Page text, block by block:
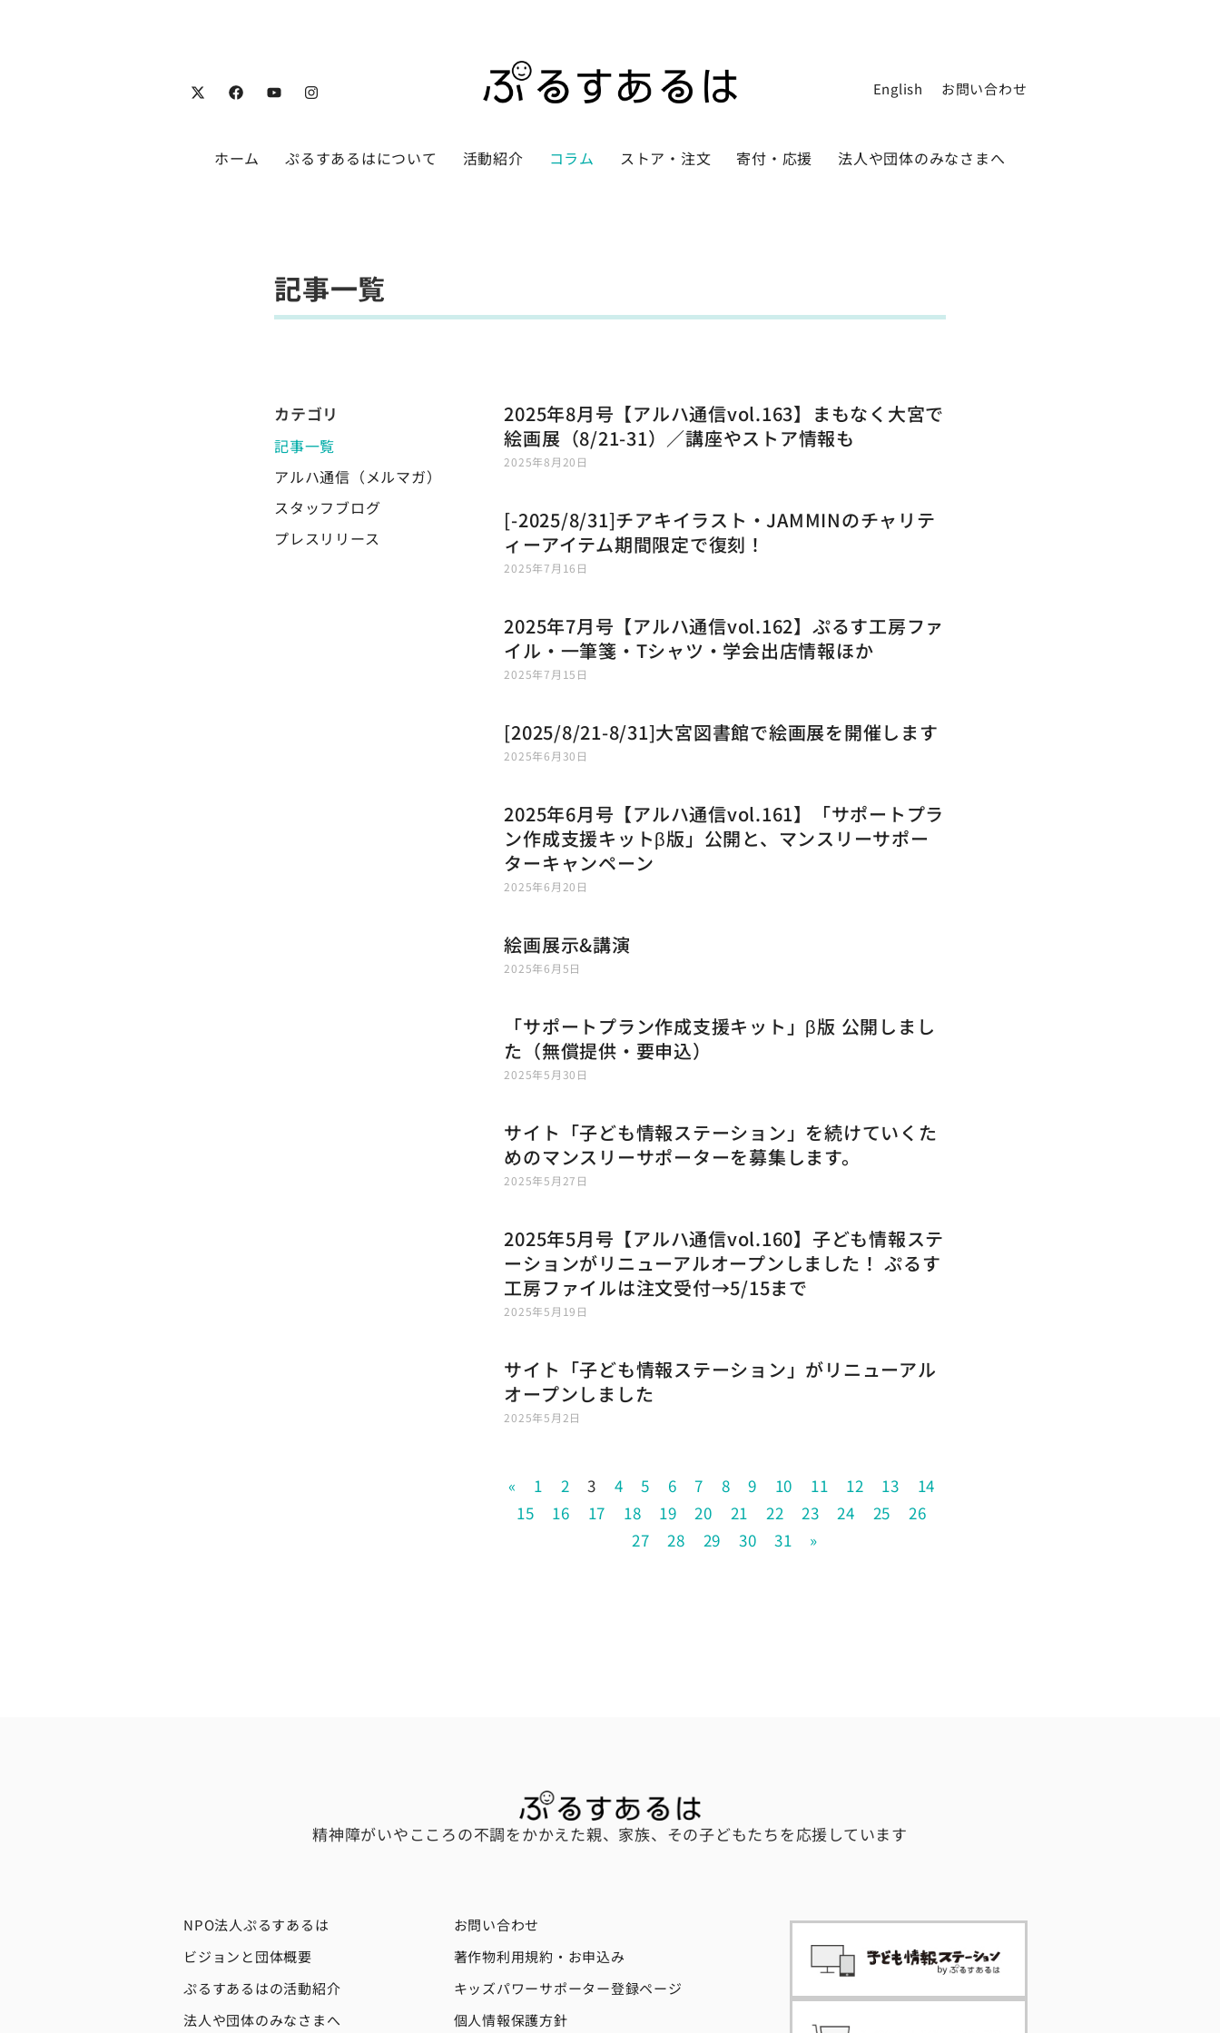
English お問い合わせ
ホーム ぷるすあるはについて 活動紹介 コラム ストア・注文 寄付・応援 法人や団体のみなさまへ
記事一覧
カテゴリ
記事一覧
アルハ通信（メルマガ）
スタッフブログ
プレスリリース
2025年8月号【アルハ通信vol.163】まもなく大宮で
絵画展（8/21-31）／講座やストア情報も
2025年8月20日
[-2025/8/31]チアキイラスト・JAMMINのチャリテ
ィーアイテム期間限定で復刻！
2025年7月16日
2025年7月号【アルハ通信vol.162】ぷるす工房ファ
イル・一筆箋・Tシャツ・学会出店情報ほか
2025年7月15日
[2025/8/21-8/31]大宮図書館で絵画展を開催します
2025年6月30日
2025年6月号【アルハ通信vol.161】「サポートプラ
ン作成支援キットβ版」公開と、マンスリーサポー
ターキャンペーン
2025年6月20日
絵画展示&講演
2025年6月5日
「サポートプラン作成支援キット」β版 公開しまし
た（無償提供・要申込）
2025年5月30日
サイト「子ども情報ステーション」を続けていくた
めのマンスリーサポーターを募集します。
2025年5月27日
2025年5月号【アルハ通信vol.160】子ども情報ステ
ーションがリニューアルオープンしました！ ぷるす
工房ファイルは注文受付→5/15まで
2025年5月19日
サイト「子ども情報ステーション」がリニューアル
オープンしました
2025年5月2日
« 1 2 3 4 5 6 7 8 9 10 11 12 13
14
15
16 17 18 19 20 21 22 23 24 25
26
27
28 29 30 31 »
精神障がいやこころの不調をかかえた親、家族、その子どもたちを応援しています
NPO法人ぷるすあるは
ビジョンと団体概要
ぷるすあるはの活動紹介
法人や団体のみなさまへ
お問い合わせ
著作物利用規約・お申込み
キッズパワーサポーター登録ページ
個人情報保護方針